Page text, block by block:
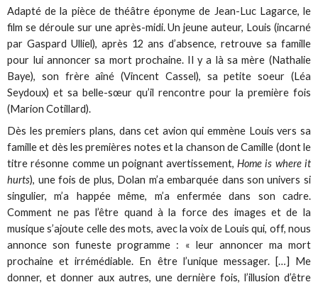
Adapté de la pièce de théâtre éponyme de Jean-Luc Lagarce, le
film se déroule sur une après-midi. Un jeune auteur, Louis (incarné
par Gaspard Ulliel), après 12 ans d’absence, retrouve sa famille
pour lui annoncer sa mort prochaine. Il y a là sa mère (Nathalie
Baye), son frère aîné (Vincent Cassel), sa petite soeur (Léa
Seydoux) et sa belle-sœur qu’il rencontre pour la première fois
(Marion Cotillard).
Dès les premiers plans, dans cet avion qui emmène Louis vers sa
famille et dès les premières notes et la chanson de Camille (dont le
titre résonne comme un poignant avertissement,Home is where it
hurts), une fois de plus, Dolan m’a embarquée dans son univers si
singulier, m’a happée même, m’a enfermée dans son cadre.
Comment ne pas l’être quand à la force des images et de la
musique s’ajoute celle des mots, avec la voix de Louis qui, off, nous
annonce son funeste programme : « leur annoncer ma mort
prochaine et irrémédiable. En être l’unique messager. […] Me
donner, et donner aux autres, une dernière fois, l’illusion d’être